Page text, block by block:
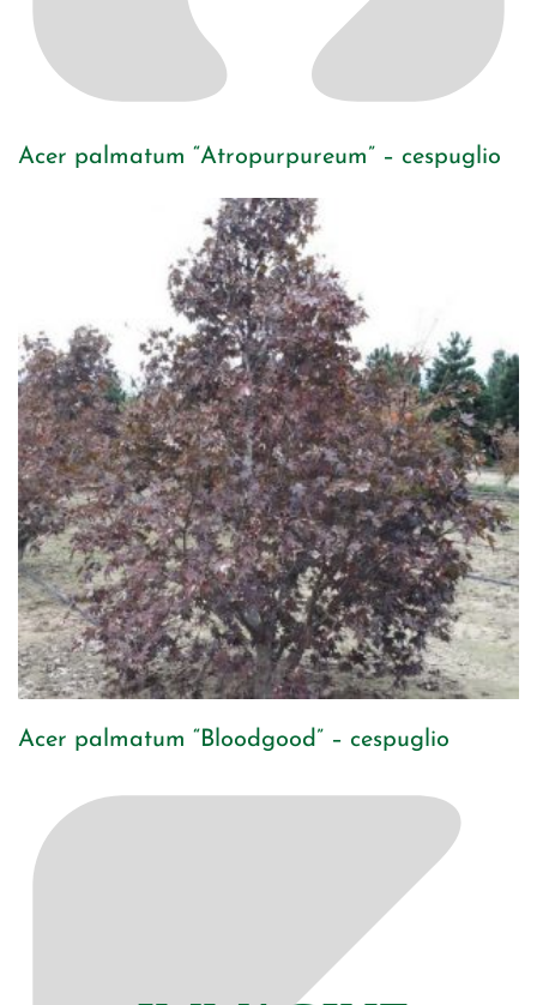
Acer palmatum “Atropurpureum” – cespuglio
Acer palmatum “Bloodgood” – cespuglio